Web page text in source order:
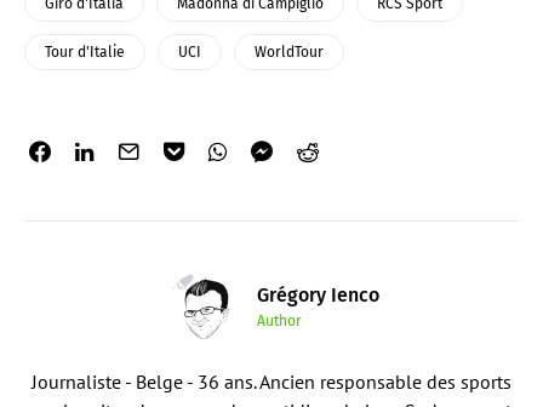
Giro d'Italia Madonna di Campiglio RCS Sport
Tour d'Italie UCI WorldTour
Grégory Ienco
Author
Journaliste - Belge - 36 ans. Ancien responsable des sports